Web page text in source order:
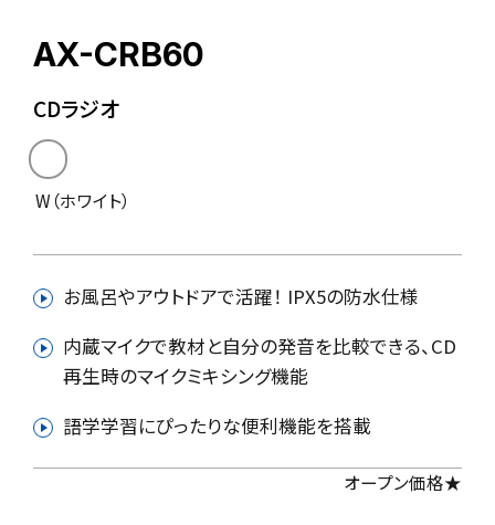
AX-CRB60
CDラジオ
W（ホワイト）
お風呂やアウトドアで活躍！ IPX5の防水仕様
内蔵マイクで教材と自分の発音を比較できる、CD
再生時のマイクミキシング機能
語学学習にぴったりな便利機能を搭載
オープン価格★